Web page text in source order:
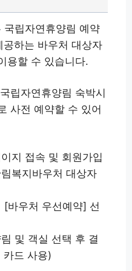
립자연휴양림 예약
공하는 바우처 대상자
용할 수 있습니다.
립자연휴양림 숙박시
사전 예약할 수 있어
이지 접속 및 회원가입
복지바우처 대상자
[바우처 우선예약] 선
및 객실 선택 후 결
카드 사용)